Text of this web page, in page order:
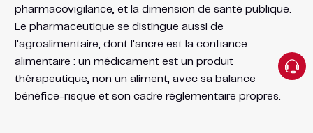
pharmacovigilance, et la dimension de santé publique.
Le pharmaceutique se distingue aussi de
l’agroalimentaire, dont l’ancre est la confiance
alimentaire : un médicament est un produit
thérapeutique, non un aliment, avec sa balance
bénéfice-risque et son cadre réglementaire propres.